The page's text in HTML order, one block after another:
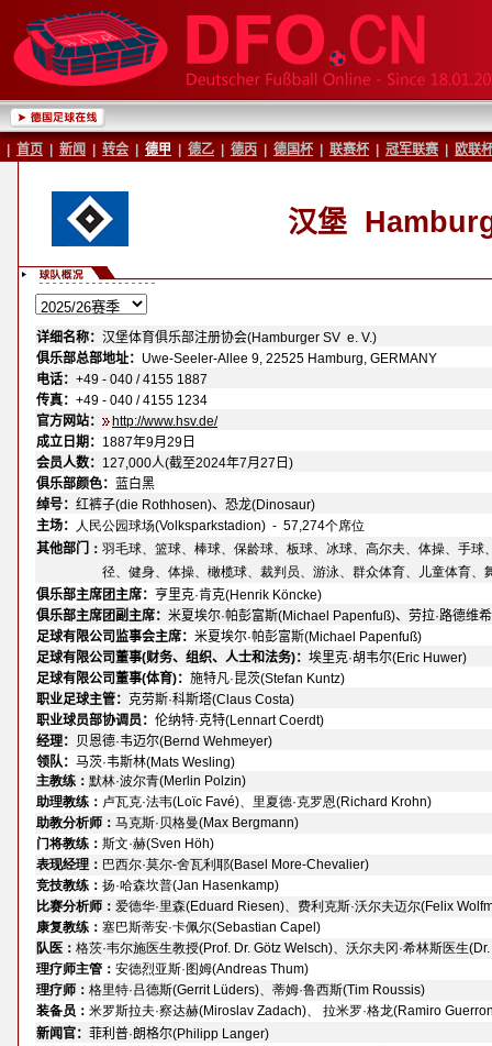
首页 新闻 转会 德甲 德乙 德丙 德国杯 联赛杯 冠军联赛 欧联
汉堡
详细名称： 汉堡体育俱乐部注册协会(Hamburger SV e. V.)
俱乐部总部地址： Uwe-Seeler-Allee 9, 22525 Hamburg, GERMANY
电话： +49 - 040 / 4155 1887
传真： +49 - 040 / 4155 1234
官方网站：
http://www.hsv.de/
成立日期： 1887年9月29日
会员人数： 127,000人(截至2024年7月27日)
俱乐部颜色： 蓝白黑
绰号： 红裤子(die Rothhosen)、恐龙(Dinosaur)
主场：
人民公园球场(Volksparkstadion) - 57,274个席位
其他部门 ： 羽毛球、篮球、棒球、保龄球、板球、冰球、高尔夫、体操、手球
径、健身、体操、橄榄球、裁判员、游泳、群众体育、儿童体育、
俱乐部主席团主席： 亨里克·肯克(Henrik Köncke)
俱乐部主席团副主席： 米夏埃尔·帕彭富斯(Michael Papenfuß)、劳拉·路德维
足球有限公司监事会主席： 米夏埃尔·帕彭富斯(Michael Papenfuß)
足球有限公司董事(财务、组织、人士和法务)： 埃里克·胡韦尔(Eric Huwer)
足球有限公司董事(体育)： 施特凡·昆茨(Stefan Kuntz)
职业足球主管： 克劳斯·科斯塔(Claus Costa)
职业球员部协调员： 伦纳特·克特(Lennart Coerdt)
经理： 贝恩德·韦迈尔(Bernd Wehmeyer)
领队： 马茨·韦斯林(Mats Wesling)
主教练： 默林·波尔青(Merlin Polzin)
助理教练： 卢瓦克·法韦(Loïc Favé)、里夏德·克罗恩(Richard Krohn)
助教分析师： 马克斯·贝格曼(Max Bergmann)
门将教练： 斯文·赫(Sven Höh)
表现经理： 巴西尔·莫尔-舍瓦利耶(Basel More-Chevalier)
竞技教练： 扬·哈森坎普(Jan Hasenkamp)
比赛分析师： 爱德华·里森(Eduard Riesen)、费利克斯·沃尔夫迈尔(Felix
康复教练： 塞巴斯蒂安·卡佩尔(Sebastian Capel)
队医： 格茨·韦尔施医生教授(Prof. Dr. Götz Welsch)、沃尔夫冈·希林斯医生
理疗师主管： 安德烈亚斯·图姆(Andreas Thum)
理疗师： 格里特·吕德斯(Gerrit Lüders)、蒂姆·鲁西斯(Tim Roussis)
装备员： 米罗斯拉夫·察达赫(Miroslav Zadach)、 拉米罗·格龙(Ramiro
新闻官： 菲利普·朗格尔(Philipp Langer)